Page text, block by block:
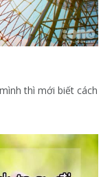
thì mới biết cách